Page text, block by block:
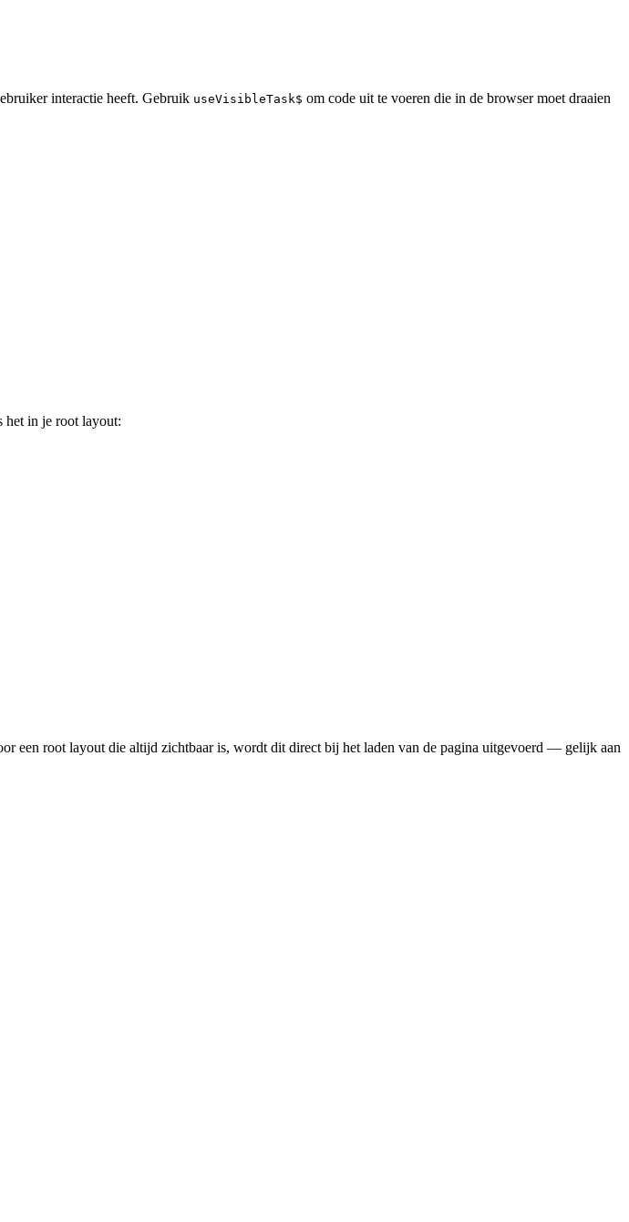
interactie heeft. Gebruik useVisibleTask$ om code uit te voeren die in de browser moet draaien
het in je root layout:
een root layout die altijd zichtbaar is, wordt dit direct bij het laden van de pagina uitgevoerd — gelijk aan